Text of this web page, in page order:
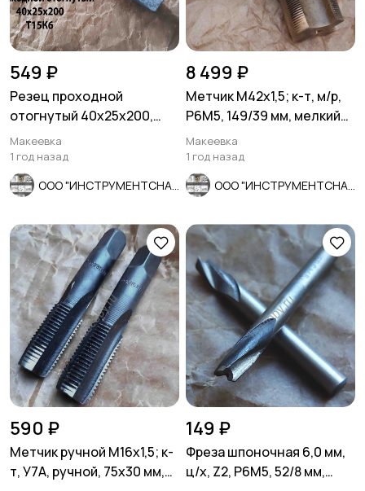
549 ₽
Резец проходной
отогнутый 40х25х200,
Т15К6, 2102-0063, ГОСТ
18877-73, СССР.
Макеевка
1 год назад
8 499 ₽
Метчик М42х1,5; к-т, м/р,
Р6М5, 149/39 мм, мелкий
шаг, булатир, СССР.
Макеевка
1 год назад
590 ₽
Метчик ручной М16х1,5; к-
т, У7А, ручной, 75х30 мм,
149 ₽
Фреза шпоночная 6,0 мм,
ц/х, Z2, Р6М5, 52/8 мм,